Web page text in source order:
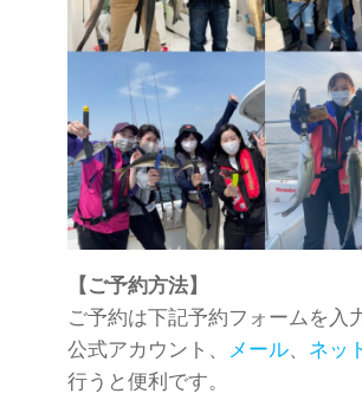
【ご予約方法】
ご予約は下記予約フォームを入
公式アカウント、
メール、 ネッ
行うと便利です。